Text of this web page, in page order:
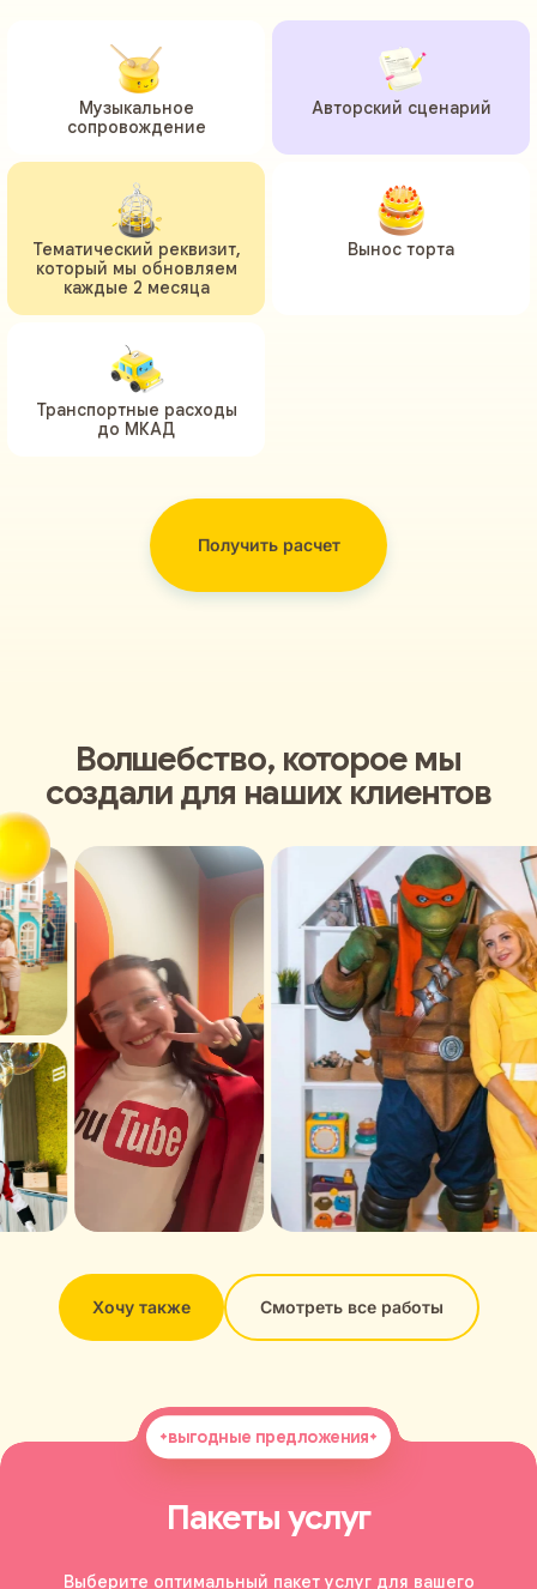
Музыкальное
сопровождение
Авторский сценарий
Вынос торта
Тематический реквизит,
который мы обновляем
каждые 2 месяца
Транспортные расходы
до МКАД
Получить расчет
Волшебство, которое мы
создали для наших клиентов
Хочу также Смотреть все работы
выгодные предложения
Пакеты услуг
Выберите оптимальный пакет услуг для вашего